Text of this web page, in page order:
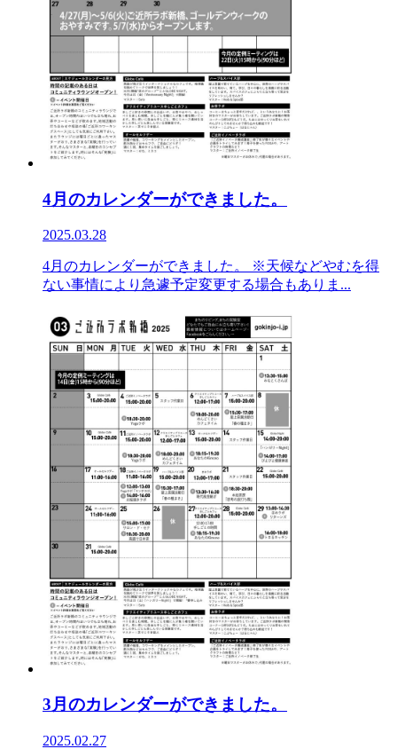
4月のカレンダーができました。
2025.03.28
4月のカレンダーができました。 ※天候などやむを得
ない事情により急遽予定変更する場合もありま...
3月のカレンダーができました。
2025.02.27